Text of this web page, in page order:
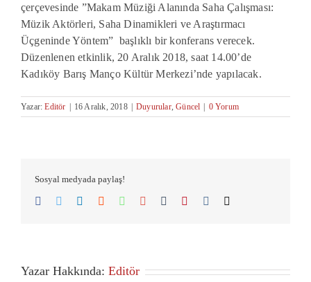
çerçevesinde ”Makam Müziği Alanında Saha Çalışması:
Müzik Aktörleri, Saha Dinamikleri ve Araştırmacı
Üçgeninde Yöntem” başlıklı bir konferans verecek.
Düzenlenen etkinlik, 20 Aralık 2018, saat 14.00’de
Kadıköy Barış Manço Kültür Merkezi’nde yapılacak.
Yazar:Editör | 16 Aralık, 2018 | Duyurular,Güncel | 0 Yorum
Sosyal medyada paylaş!
Facebook
TwitterLinkedIn
Reddit WhatsappGoogle+
TumblrPinterest
Yazar Hakkında: Editör